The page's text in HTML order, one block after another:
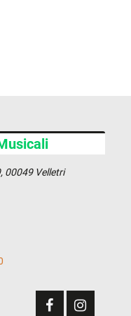
00049 Velletri